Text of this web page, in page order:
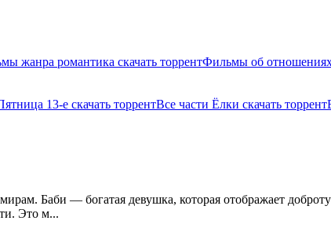
жанра романтика скачать торрентФильмы об отношениях
13-е скачать торрентВсе части Ёлки скачать торрент
Баби ― богатая девушка, которая отображает
Это м...